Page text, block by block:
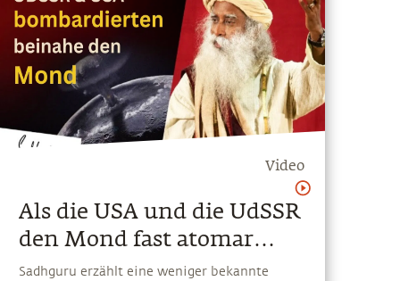
Video
Als die USA und die UdSSR
den Mond fast atomar
bombardierten
Sadhguru erzählt eine weniger bekannte